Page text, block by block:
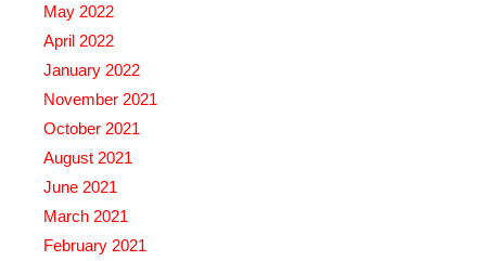
May 2022
April 2022
January 2022
November 2021
October 2021
August 2021
June 2021
March 2021
February 2021